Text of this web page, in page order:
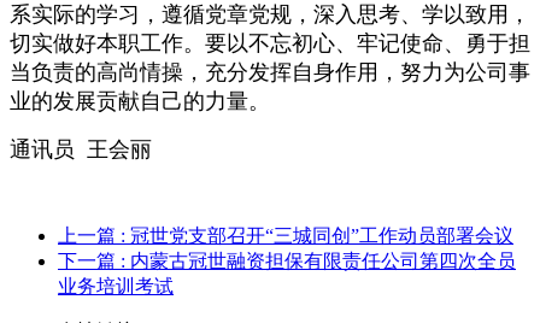
系实际的学习，遵循党章党规，深入思考、学以致用，
切实做好本职工作。要以不忘初心、牢记使命、勇于担
当负责的高尚情操，充分发挥自身作用，努力为公司事
业的发展贡献自己的力量。
通讯员 王会丽
上一篇 : 冠世党支部召开“三城同创”工作动员部署会议
下一篇 : 内蒙古冠世融资担保有限责任公司第四次全员
业务培训考试